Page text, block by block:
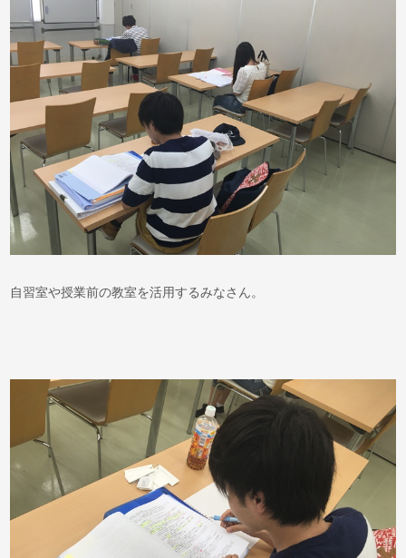
自習室や授業前の教室を活用するみなさん。